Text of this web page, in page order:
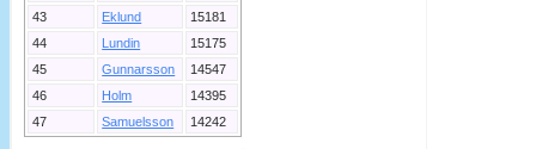
43 Eklund
15181
44
Lundin
15175
45
Gunnarsson
14547
46
Holm
14395
47
Samuelsson 14242